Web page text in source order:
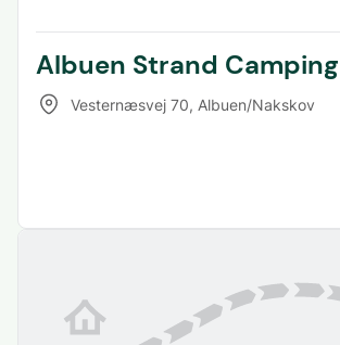
Albuen Strand Camping
Vesternæsvej 70, Albuen/Nakskov